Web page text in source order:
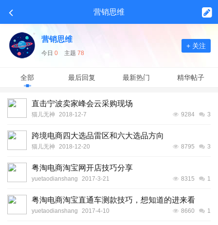
营销思维
营销思维
今日 0 主题 78
+ 关注
全部 最后回复 最新热门 精华帖子
直击宁波卖家峰会云采购现场
猫儿无神 2018-12-7 9284 3
跨境电商四大选品雷区和六大选品方向
猫儿无神 2018-12-20 8795 3
粤淘电商淘宝网开店技巧分享
yuetaodianshang 2017-3-21 8315 1
粤淘电商淘宝直通车测款技巧，想知道的进来看
yuetaodianshang 2017-4-10 8660 1